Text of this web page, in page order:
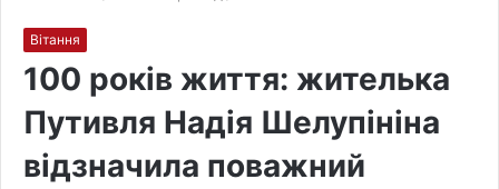
Вітання
100 років життя: жителька
Путивля Надія Шелупініна
відзначила поважний